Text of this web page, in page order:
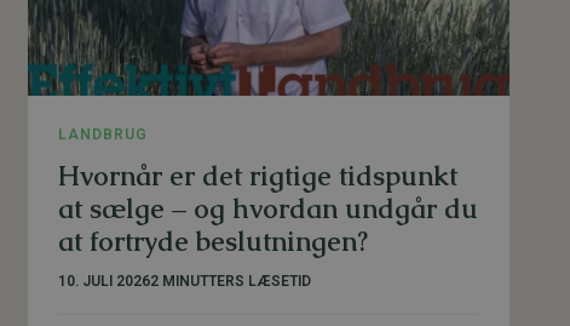
LANDBRUG
Hvornår er det rigtige tidspunkt
at sælge – og hvordan undgår du
at fortryde beslutningen?
10. JULI 20262 MINUTTERS LÆSETID